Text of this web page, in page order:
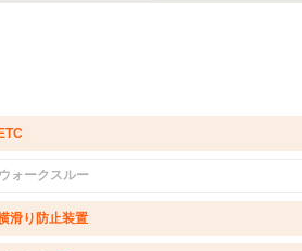
ETC
ウォークスルー
滑り防止装置